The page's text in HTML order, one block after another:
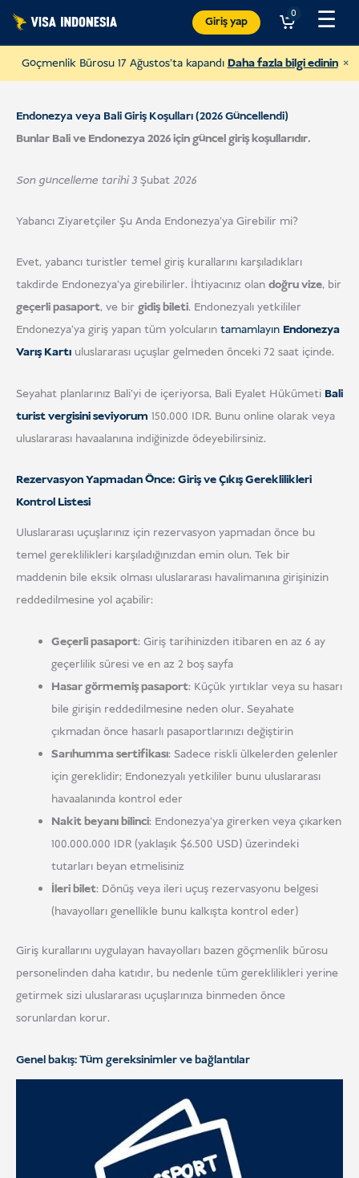
İçeriğe
atla
Giriş yap
0 ☰
Göçmenlik Bürosu 17 Ağustos'ta kapandı Daha fazla bilgi edinin ×
Endonezya veya Bali Giriş Koşulları (2026 Güncellendi)
Bunlar Bali ve Endonezya 2026 için güncel giriş koşullarıdır.
Son güncelleme tarihi 3 Şubat 2026
Yabancı Ziyaretçiler Şu Anda Endonezya'ya Girebilir mi?
Evet, yabancı turistler temel giriş kurallarını karşıladıkları
takdirde Endonezya'ya girebilirler. İhtiyacınız olan doğru vize, bir
geçerli pasaport, ve bir gidiş bileti. Endonezyalı yetkililer
Endonezya'ya giriş yapan tüm yolcuların tamamlayın Endonezya
Varış Kartı uluslararası uçuşlar gelmeden önceki 72 saat içinde.
Seyahat planlarınız Bali'yi de içeriyorsa, Bali Eyalet Hükümeti Bali
turist vergisini seviyorum 150.000 IDR. Bunu online olarak veya
uluslararası havaalanına indiğinizde ödeyebilirsiniz.
Rezervasyon Yapmadan Önce: Giriş ve Çıkış Gereklilikleri
Kontrol Listesi
Uluslararası uçuşlarınız için rezervasyon yapmadan önce bu
temel gereklilikleri karşıladığınızdan emin olun. Tek bir
maddenin bile eksik olması uluslararası havalimanına girişinizin
reddedilmesine yol açabilir:
Geçerli pasaport: Giriş tarihinizden itibaren en az 6 ay
geçerlilik süresi ve en az 2 boş sayfa
Hasar görmemiş pasaport: Küçük yırtıklar veya su hasarı
bile girişin reddedilmesine neden olur. Seyahate
çıkmadan önce hasarlı pasaportlarınızı değiştirin
Sarıhumma sertifikası: Sadece riskli ülkelerden gelenler
için gereklidir; Endonezyalı yetkililer bunu uluslararası
havaalanında kontrol eder
Nakit beyanı bilinci: Endonezya'ya girerken veya çıkarken
100.000.000 IDR (yaklaşık $6.500 USD) üzerindeki
tutarları beyan etmelisiniz
İleri bilet: Dönüş veya ileri uçuş rezervasyonu belgesi
(havayolları genellikle bunu kalkışta kontrol eder)
Giriş kurallarını uygulayan havayolları bazen göçmenlik bürosu
personelinden daha katıdır, bu nedenle tüm gereklilikleri yerine
getirmek sizi uluslararası uçuşlarınıza binmeden önce
sorunlardan korur.
Genel bakış: Tüm gereksinimler ve bağlantılar
JAAN'a Bağış Yapın
ve her türlü hayvana yardım etmek
ABD DOLARI Bağış Yapın